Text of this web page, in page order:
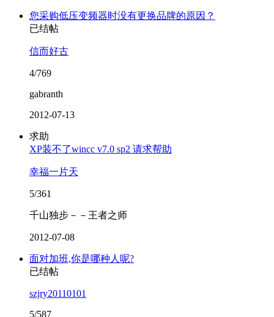
您采购低压变频器时没有更换品牌的原因？
已结帖
信而好古
4/769
gabranth
2012-07-13
求助
XP装不了wincc v7.0 sp2 请求帮助
幸福一片天
5/361
千山独步－－王者之师
2012-07-08
面对加班,你是哪种人呢?
已结帖
szjry20110101
5/587